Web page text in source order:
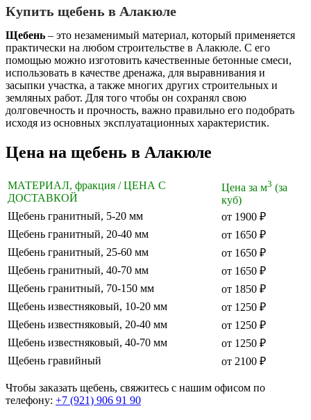
Купить щебень в Алакюле
Щебень – это незаменимый материал, который применяется
практически на любом строительстве в Алакюле. С его
помощью можно изготовить качественные бетонные смеси,
использовать в качестве дренажа, для выравнивания и
засыпки участка, а также многих других строительных и
земляных работ. Для того чтобы он сохранял свою
долговечность и прочность, важно правильно его подобрать
исходя из основных эксплуатационных характеристик.
Цена на щебень в Алакюле
МАТЕРИАЛ, фракция / ЦЕНА С
ДОСТАВКОЙ
Цена за м3 (за
куб)
Щебень гранитный, 5-20 мм
от 1900 ₽
Щебень гранитный, 20-40 мм
от 1650 ₽
Щебень гранитный, 25-60 мм
от 1650 ₽
Щебень гранитный, 40-70 мм
от 1650 ₽
Щебень гранитный, 70-150 мм
от 1850 ₽
Щебень известняковый, 10-20 мм
от 1250 ₽
Щебень известняковый, 20-40 мм
от 1250 ₽
Щебень известняковый, 40-70 мм
от 1250 ₽
Щебень гравийный
от 2100 ₽
Чтобы заказать щебень, свяжитесь с нашим офисом по
телефону: +7 (921) 906 91 90